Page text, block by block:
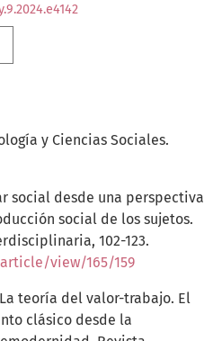
y Ciencias Sociales.
social desde una perspectiva
social de los sujetos.
102-123.
view/165/159
La teoría del valor-trabajo. El
clásico desde la